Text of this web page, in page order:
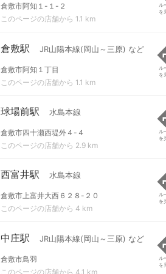
倉敷市阿知１-１-２
このページの店舗から 1.1 km
ル
を
倉敷駅 JR山陽本線(岡山～三原) など
倉敷市阿知１丁目
このページの店舗から 1.1 km
ル
を
球場前駅 水島本線
倉敷市四十瀬西堤外４-４
このページの店舗から 2.9 km
ル
を
西富井駅 水島本線
倉敷市上富井大西６２８-２０
このページの店舗から 4 km
ル
を
中庄駅 JR山陽本線(岡山～三原) など
倉敷市鳥羽
このページの店舗から 4.1 km
ル
を